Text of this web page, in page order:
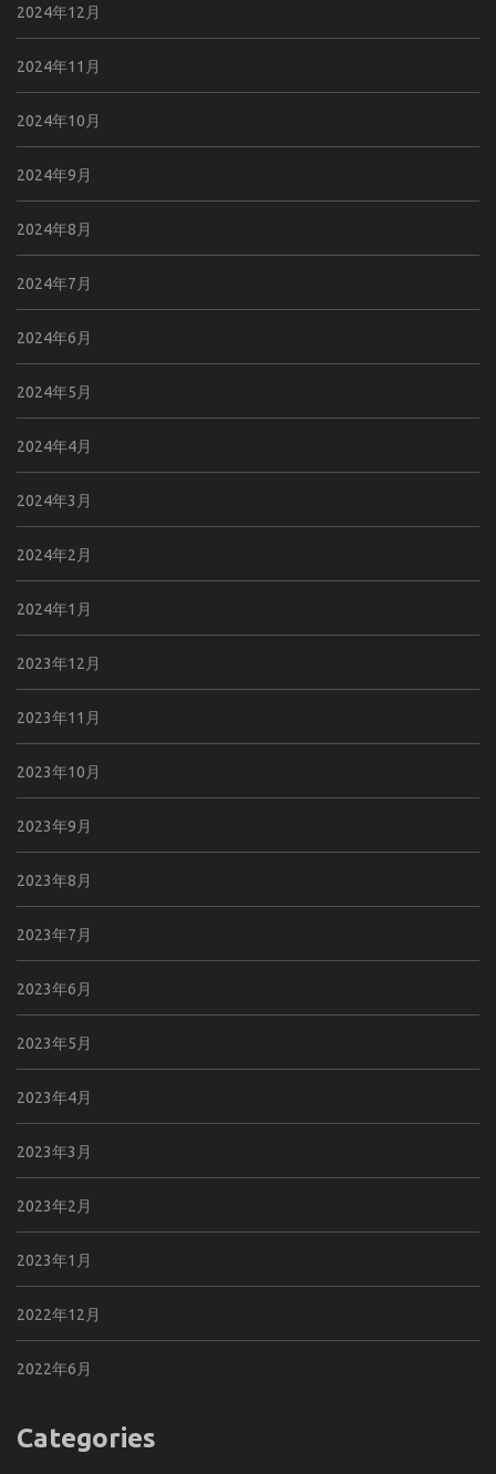
2024年12月
2024年11月
2024年10月
2024年9月
2024年8月
2024年7月
2024年6月
2024年5月
2024年4月
2024年3月
2024年2月
2024年1月
2023年12月
2023年11月
2023年10月
2023年9月
2023年8月
2023年7月
2023年6月
2023年5月
2023年4月
2023年3月
2023年2月
2023年1月
2022年12月
2022年6月
Categories